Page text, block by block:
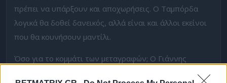
πρέπει να υπάρξουν και αποχωρήσεις. Ο Ταμπόρδα
λογικά θα δοθεί δανεικός, αλλά είναι και άλλοι εκείνοι
που θα κουνήσουν μαντίλι.
Όσο για το κομμάτι των μεταγραφών; Ο Γιάννης
Αλαφούζος έχει ενημερώσει πως θα βάλει βαθιά το χέρι